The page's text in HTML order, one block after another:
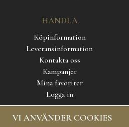
HANDLA
Köpinformation
Leveransinformation
Kontakta oss
Kampanjer
Mina favoriter
Logga in
SOCIAL
VI ANVÄNDER COOKIES